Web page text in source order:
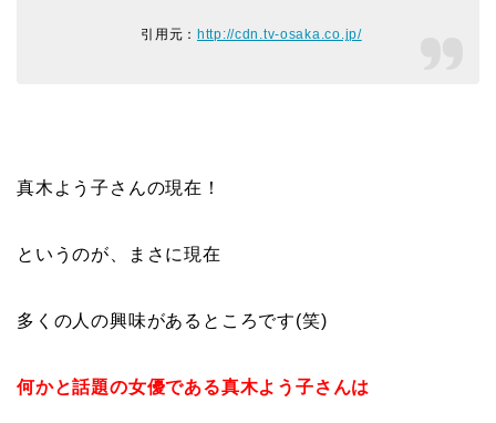
引用元： http://cdn.tv-osaka.co.jp/
真木よう子さんの現在！
というのが、まさに現在
多くの人の興味があるところです(笑)
何かと話題の女優である真木よう子さんは